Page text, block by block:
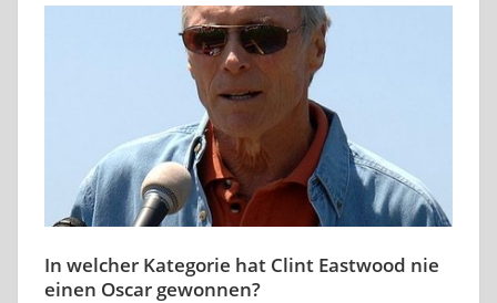
In welcher Kategorie hat Clint Eastwood nie
einen Oscar gewonnen?